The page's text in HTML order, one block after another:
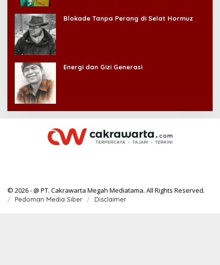
Blokade Tanpa Perang di Selat Hormuz
Energi dan Gizi Generasi
© 2026 - @ PT. Cakrawarta Megah Mediatama. All Rights Reserved.
Pedoman Media Siber Disclaimer